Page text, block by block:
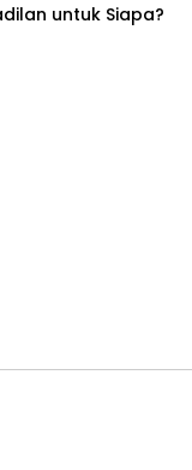
untuk Siapa?